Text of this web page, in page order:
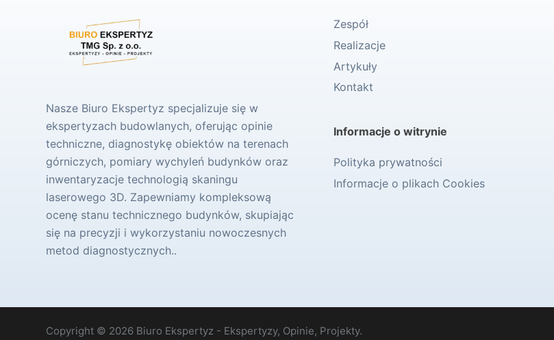
Nasze Biuro Ekspertyz specjalizuje się w
ekspertyzach budowlanych, oferując opinie
techniczne, diagnostykę obiektów na terenach
górniczych, pomiary wychyleń budynków oraz
inwentaryzacje technologią skaningu
laserowego 3D. Zapewniamy kompleksową
ocenę stanu technicznego budynków, skupiając
się na precyzji i wykorzystaniu nowoczesnych
metod diagnostycznych..
Zespół
Realizacje
Artykuły
Kontakt
Informacje o witrynie
Polityka prywatności
Informacje o plikach Cookies
Copyright © 2026 Biuro Ekspertyz - Ekspertyzy, Opinie, Projekty.